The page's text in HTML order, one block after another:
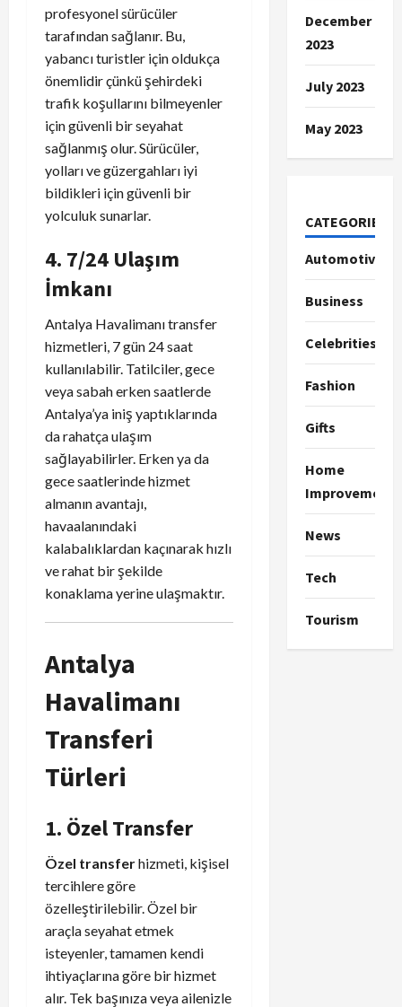
profesyonel sürücüler
tarafından sağlanır. Bu,
yabancı turistler için oldukça
önemlidir çünkü şehirdeki
trafik koşullarını bilmeyenler
için güvenli bir seyahat
sağlanmış olur. Sürücüler,
yolları ve güzergahları iyi
bildikleri için güvenli bir
yolculuk sunarlar.
4. 7/24 Ulaşım
İmkanı
Antalya Havalimanı transfer
hizmetleri, 7 gün 24 saat
kullanılabilir. Tatilciler, gece
veya sabah erken saatlerde
Antalya’ya iniş yaptıklarında
da rahatça ulaşım
sağlayabilirler. Erken ya da
gece saatlerinde hizmet
almanın avantajı,
havaalanındaki
kalabalıklardan kaçınarak hızlı
ve rahat bir şekilde
konaklama yerine ulaşmaktır.
Antalya
Havalimanı
Transferi
Türleri
1. Özel Transfer
Özel transferhizmeti, kişisel
tercihlere göre
özelleştirilebilir. Özel bir
araçla seyahat etmek
isteyenler, tamamen kendi
ihtiyaçlarına göre bir hizmet
alır. Tek başınıza veya ailenizle
December
2023
July 2023
May 2023
CATEGORIES
Automotive
Business
Celebrities
Fashion
Gifts
Home
Improvement
News
Tech
Tourism